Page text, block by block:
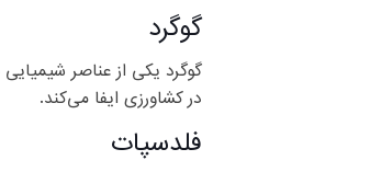
گوگرد
گوگرد یکی از عناصر
در کشاورزی ایفا می‌کند.
فلدسپات